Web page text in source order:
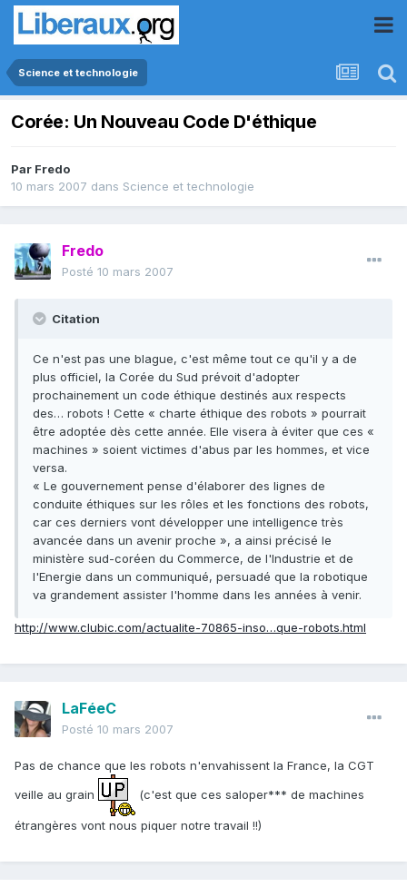
Science et technologie
Corée: Un Nouveau Code D'éthique
Par Fredo
10 mars 2007 dans Science et technologie
Fredo
Posté 10 mars 2007
Citation
Ce n'est pas une blague, c'est même tout ce qu'il y a de
plus officiel, la Corée du Sud prévoit d'adopter
prochainement un code éthique destinés aux respects
des… robots ! Cette « charte éthique des robots » pourrait
être adoptée dès cette année. Elle visera à éviter que ces «
machines » soient victimes d'abus par les hommes, et vice
versa.
« Le gouvernement pense d'élaborer des lignes de
conduite éthiques sur les rôles et les fonctions des robots,
car ces derniers vont développer une intelligence très
avancée dans un avenir proche », a ainsi précisé le
ministère sud-coréen du Commerce, de l'Industrie et de
l'Energie dans un communiqué, persuadé que la robotique
va grandement assister l'homme dans les années à venir.
http://www.clubic.com/actualite-70865-inso…que-robots.html
LaFéeC
Posté 10 mars 2007
Pas de chance que les robots n'envahissent la France, la CGT
veille au grain
(c'est que ces saloper*** de machines
étrangères vont nous piquer notre travail !!)